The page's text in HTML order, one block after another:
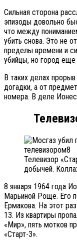
Сильная сторона
эпизоды довольно
что между
убить снова. Это не
пределы времени и
убийцы, но город
В таких делах
догадки, а от
номера. В деле
Телевизор
добычей.
8 января 1964 года
Марьиной Роще. Его
Ермакова. На этот
13. Из квартиры
«Мир», пять мотков
«Старт-3».